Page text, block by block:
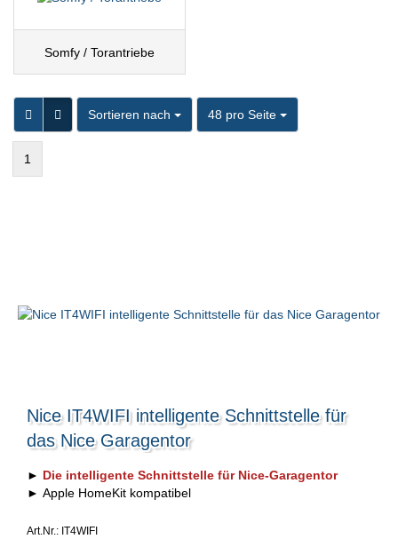
Somfy / Torantriebe
Sortieren nach
Sortieren nach 48 pro Seite
pro Seite
1
Nice IT4WIFI intelligente Schnittstelle für
das Nice Garagentor
► Die intelligente Schnittstelle für Nice-Garagentor
► Apple HomeKit kompatibel
Art.Nr.: IT4WIFI